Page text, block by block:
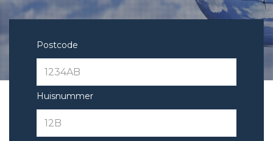
Postcode
Huisnummer